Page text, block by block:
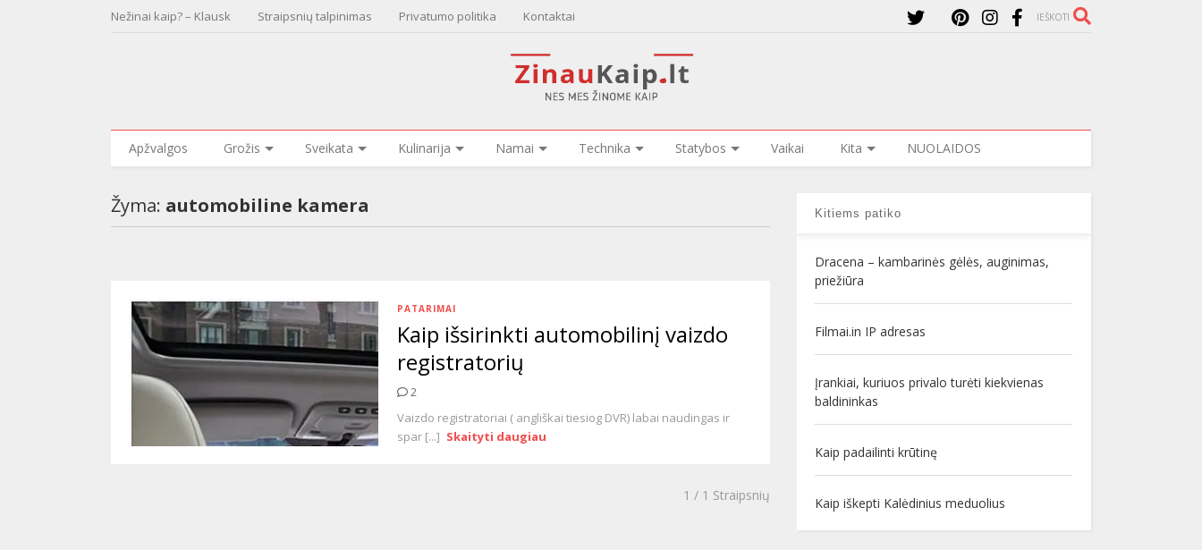
Nežinai kaip? – Klausk Straipsnių talpinimas Privatumo politika Kontaktai IEŠKOTI
Apžvalgos Grožis Sveikata Kulinarija Namai Technika Statybos Vaikai Kita NUOLAIDOS
Žyma: automobiline kamera
PATARIMAI
Kaip išsirinkti automobilinį vaizdo
registratorių
2
Vaizdo registratoriai ( angliškai tiesiog DVR) labai naudingas ir
spar [...] Skaityti daugiau
1 / 1 Straipsnių
Kitiems patiko
Dracena – kambarinės gėlės, auginimas,
priežiūra
Filmai.in IP adresas
Įrankiai, kuriuos privalo turėti kiekvienas
baldininkas
Kaip padailinti krūtinę
Kaip iškepti Kalėdinius meduolius